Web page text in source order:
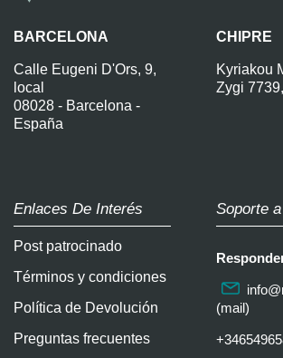
BARCELONA
Calle Eugeni D'Ors, 9,
local
08028 - Barcelona -
España
CHIPRE
Kyriakou
Zygi
Enlaces De Interés
Post patrocinado
Términos y condiciones
Política de Devolución
Preguntas frecuentes
Soporte
(mail)